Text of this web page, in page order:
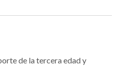
de la tercera edad y